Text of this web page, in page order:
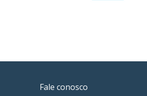
Fale conosco